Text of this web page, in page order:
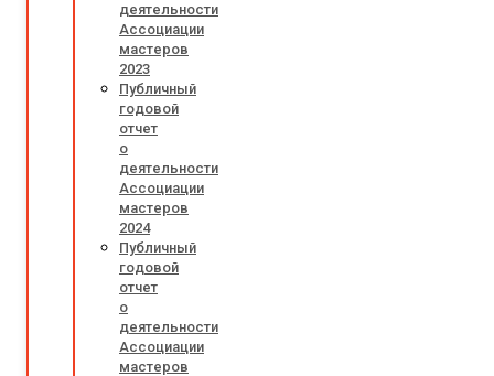
деятельности
Ассоциации
мастеров
2023
Публичный
годовой
отчет
о
деятельности
Ассоциации
мастеров
2024
Публичный
годовой
отчет
о
деятельности
Ассоциации
мастеров